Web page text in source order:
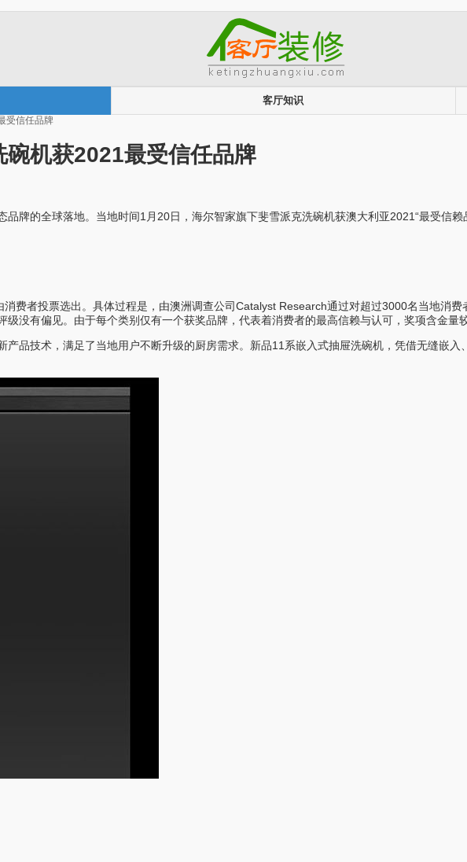
客厅知识
受信任品牌
机获2021最受信任品牌
牌的全球落地。当地时间1月20日，海尔智家旗下斐雪派克洗碗机获澳大利亚2021“最受信
消费者投票选出。具体过程是，由澳洲调查公司Catalyst Research通过对超过3000名当地消
没有偏见。由于每个类别仅有一个获奖品牌，代表着消费者的最高信赖与认可，奖项含金量
品技术，满足了当地用户不断升级的厨房需求。新品11系嵌入式抽屉洗碗机，凭借无缝嵌